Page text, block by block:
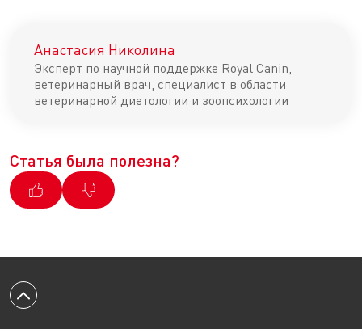
Анастасия Николина
Эксперт по научной поддержке Royal Canin,
ветеринарный врач, специалист в области
ветеринарной диетологии и зоопсихологии
Статья была полезна?
Вернуться к началу